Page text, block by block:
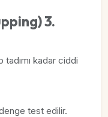
3.
tadımı kadar ciddi
test edilir.